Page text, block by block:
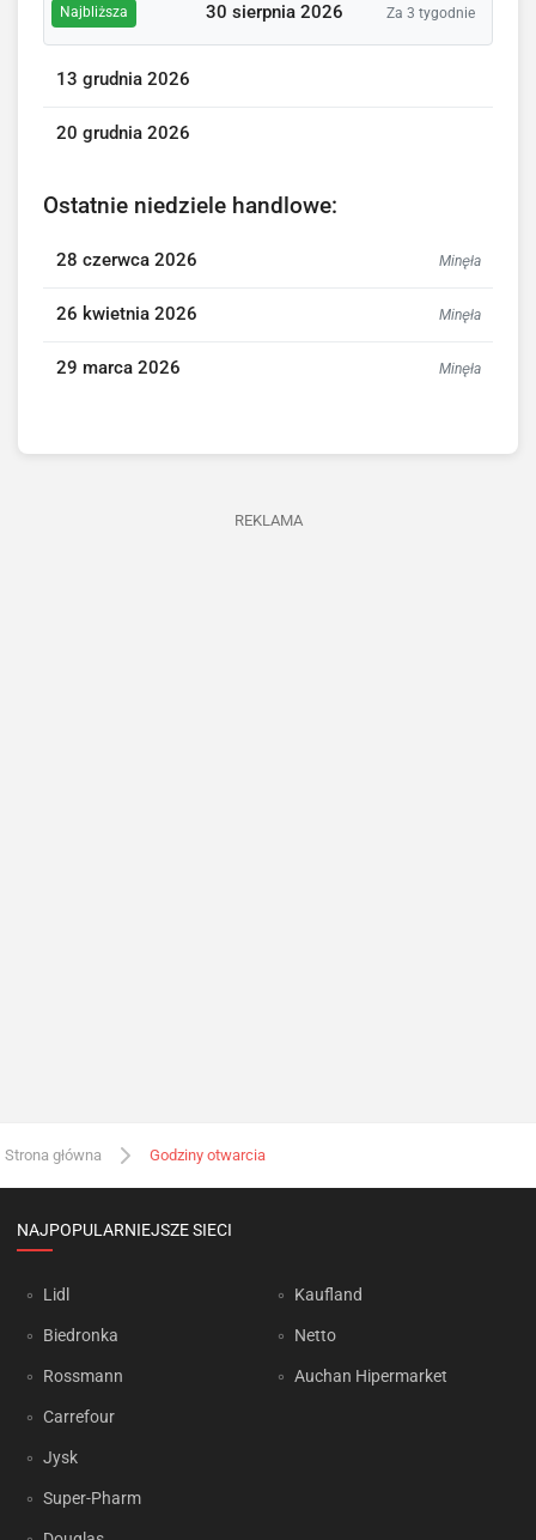
Najbliższa 30 sierpnia 2026 Za 3 tygodnie
13 grudnia 2026
20 grudnia 2026
Ostatnie niedziele handlowe:
28 czerwca 2026 Minęła
26 kwietnia 2026 Minęła
29 marca 2026 Minęła
REKLAMA
Strona główna Godziny otwarcia
NAJPOPULARNIEJSZE SIECI
Lidl
Biedronka
Rossmann
Carrefour
Jysk
Super-Pharm
Kaufland
Netto
Auchan Hipermarket